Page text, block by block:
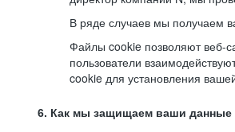
В ряде случаев мы получаем
Файлы cookie позволяют веб-
пользователи
cookie для установления
6. Как мы защищаем ваши данные